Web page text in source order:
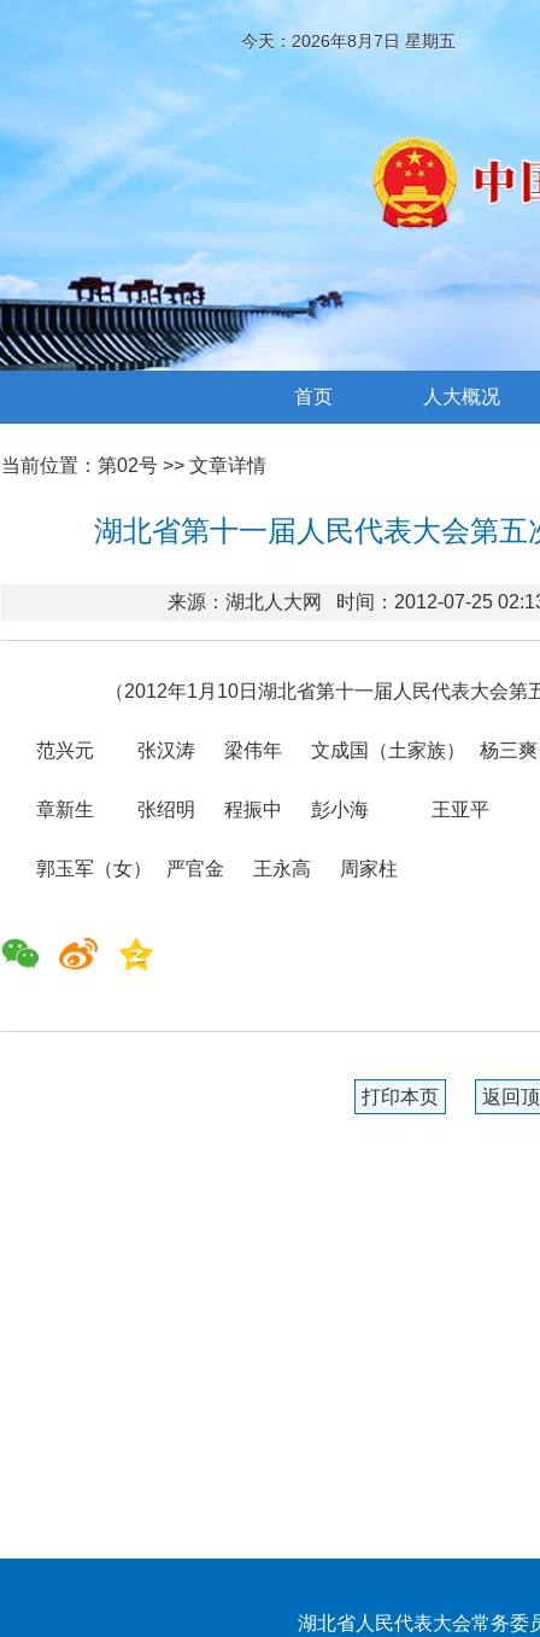
今天：2026年8月7日 星期五
首页 人大概况
当前位置： 第02号 >> 文章详情
湖北省第十一届人民代表大会第五
来源：湖北人大网 时间：2012-07-25
（2012年1月10日湖北省第十一届人民代表大会
范兴元 张汉涛 梁伟年 文成国（土家族） 杨三爽
章新生 张绍明 程振中 彭小海 王亚平
郭玉军（女） 严官金 王永高 周家柱
打印本页 返回
湖北省人民代表大会常务委